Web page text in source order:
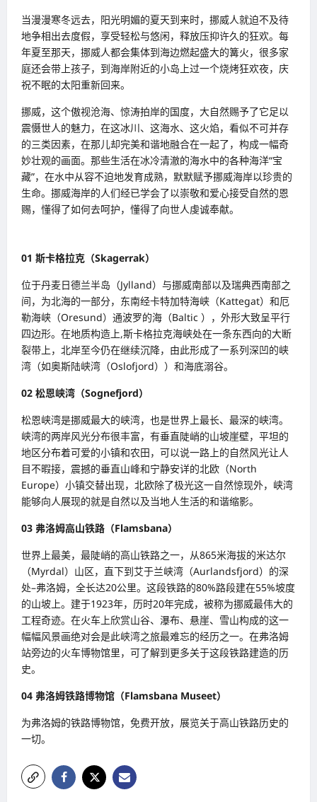
当漫漫寒冬远去，阳光明媚的夏天到来时，挪威人就迫不及待
地争相出去度假，享受轻松与悠闲，释放压抑许久的狂欢。每
年夏至那天，挪威人都会集体到海边燃起盛大的篝火，很多家
庭还会带上孩子，到海岸附近的小岛上过一个烧烤狂欢夜，庆
祝不眠的太阳重新回来。
挪威，这个傲视沧海、惊涛拍岸的国度，大自然赐予了它足以
震慑世人的魅力，在这冰川、这海水、这火焰，看似不可并存
的三类因素，在那儿却完美和谐地融合在一起了，构成一幅奇
妙壮观的画面。那些生活在冰冷清澈的海水中的各种海洋“宝
藏”，在水中从容不迫地发育成熟，默默赋予挪威海岸以珍贵的
生命。挪威海岸的人们经已学会了以崇敬和爱心接受自然的恩
赐，懂得了如何去呵护，懂得了向世人虔诚奉献。
01 斯卡格拉克（Skagerrak）
位于丹麦日德兰半岛（Jylland）与挪威南部以及瑞典西南部之
间，为北海的一部分，东南经卡特加特海峡（Kattegat）和厄
勒海峡（Oresund）通波罗的海（Baltic ），外形大致呈平行
四边形。在地质构造上,斯卡格拉克海峡处在一条东西向的大断
裂带上，北岸至今仍在继续沉降，由此形成了一系列深凹的峡
湾（如奥斯陆峡湾（Oslofjord））和海底溺谷。
02 松恩峡湾（Sognefjord）
松恩峡湾是挪威最大的峡湾，也是世界上最长、最深的峡湾。
峡湾的两岸风光分布很丰富，有垂直陡峭的山坡崖壁，平坦的
地区分布着可爱的小镇和农田，可以说一路上的自然风光让人
目不暇接，震撼的垂直山峰和宁静安详的北欧（North
Europe）小镇交替出现，北欧除了极光这一自然惊现外，峡湾
能够向人展现的就是自然以及当地人生活的和谐缩影。
03 弗洛姆高山铁路（Flamsbana）
世界上最美，最陡峭的高山铁路之一，从865米海拔的米达尔
（Myrdal）山区，直下到艾于兰峡湾（Aurlandsfjord）的深
处–弗洛姆，全长达20公里。这段铁路的80%路段建在55%坡度
的山坡上。建于1923年，历时20年完成，被称为挪威最伟大的
工程奇迹。在火车上欣赏山谷、瀑布、悬崖、雪山构成的这一
幅幅风景画绝对会是此峡湾之旅最难忘的经历之一。在弗洛姆
站旁边的火车博物馆里，可了解到更多关于这段铁路建造的历
史。
04 弗洛姆铁路博物馆（Flamsbana Museet）
为弗洛姆的铁路博物馆，免费开放，展览关于高山铁路历史的
一切。